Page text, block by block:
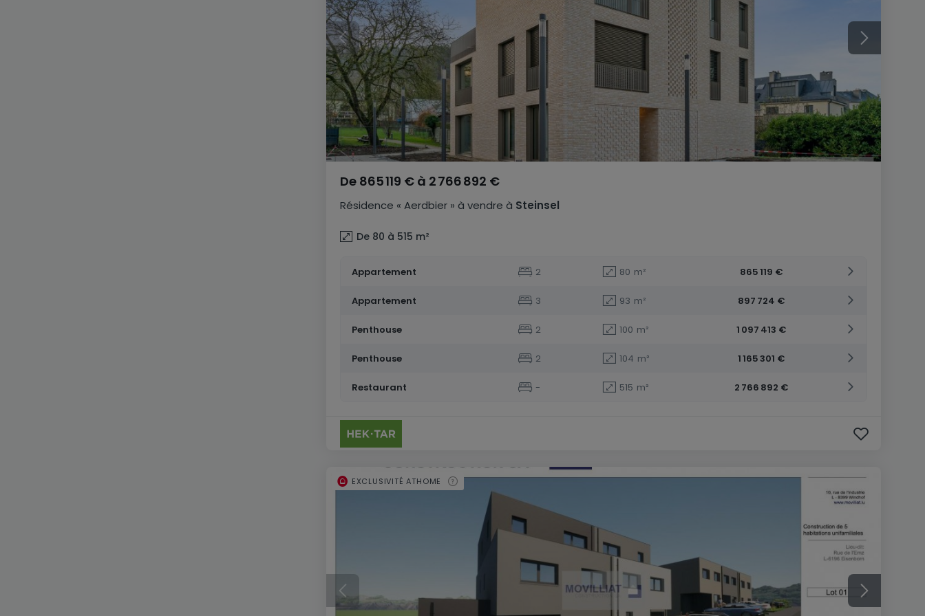
Résidence « Aerdbier » à vendre à Steinsel
De 865 119 € à 2 766 892 €
De 80 à 515 m²
Appartement 2 80 m² 865 119 €
Appartement 3 93 m² 897 724 €
Penthouse 2 100 m² 1 097 413 €
Penthouse 2 104 m² 1 165 301 €
Restaurant - 515 m² 2 766 892 €
EXCLUSIVITÉ ATHOME